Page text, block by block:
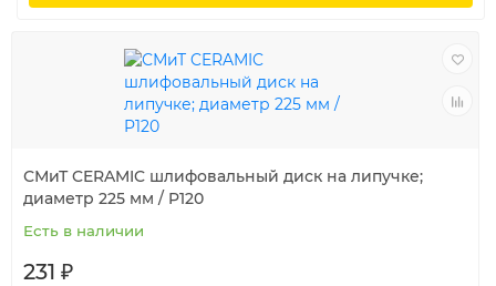
СМиТ CERAMIC шлифовальный диск на липучке;
диаметр 225 мм / P120
Есть в наличии
231 ₽